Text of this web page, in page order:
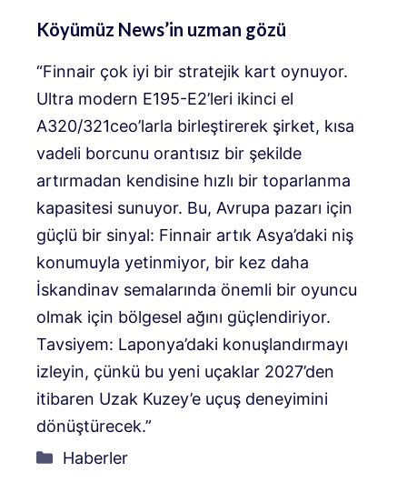
Köyümüz News’in uzman gözü
“Finnair çok iyi bir stratejik kart oynuyor.
Ultra modern E195-E2’leri ikinci el
A320/321ceo’larla birleştirerek şirket, kısa
vadeli borcunu orantısız bir şekilde
artırmadan kendisine hızlı bir toparlanma
kapasitesi sunuyor. Bu, Avrupa pazarı için
güçlü bir sinyal: Finnair artık Asya’daki niş
konumuyla yetinmiyor, bir kez daha
İskandinav semalarında önemli bir oyuncu
olmak için bölgesel ağını güçlendiriyor.
Tavsiyem: Laponya’daki konuşlandırmayı
izleyin, çünkü bu yeni uçaklar 2027’den
itibaren Uzak Kuzey’e uçuş deneyimini
dönüştürecek.”
Kategoriler
Haberler